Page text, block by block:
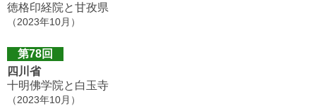
徳格印経院と甘孜県
（2023年10月）
第78回
四川省
十明佛学院と白玉寺
（2023年10月）